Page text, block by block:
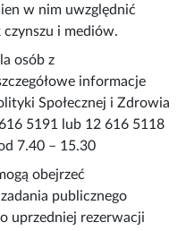
w nim uwzględnić
i mediów.
osób z
informacje
Społecznej i Zdrowia
5191 lub 12 616 5118
7.40 – 15.30
obejrzeć
publicznego
uprzedniej rezerwacji